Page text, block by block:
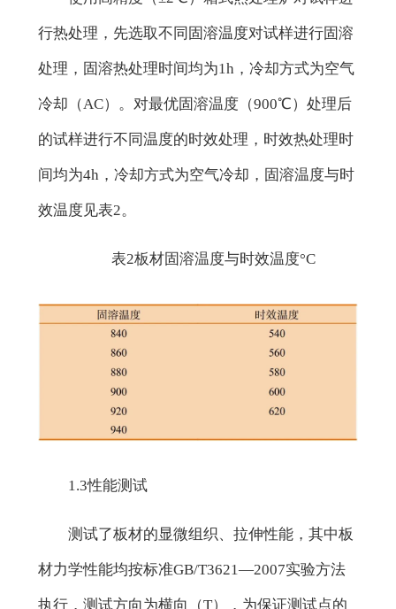
行热处理，先选取不同固溶温度对试样进行固溶
处理，固溶热处理时间均为1h，冷却方式为空气
冷却（AC）。对最优固溶温度（900℃）处理后
的试样进行不同温度的时效处理，时效热处理时
间均为4h，冷却方式为空气冷却，固溶温度与时
效温度见表2。
表2板材固溶温度与时效温度°C
1.3性能测试
测试了板材的显微组织、拉伸性能，其中板
材力学性能均按标准GB/T3621—2007实验方法
执行，测试方向为横向（T），为保证测试点的